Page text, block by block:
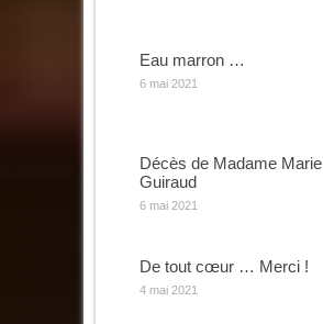
Eau marron …
6 mai 2021
Décès de Madame Marie
Guiraud
6 mai 2021
De tout cœur … Merci !
4 mai 2021